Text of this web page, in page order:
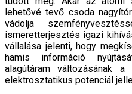
lehetővé tevő csoda
vádolja
ismeretterjesztés igazi
vállalása jelenti, hogy
hamis információ
alagútáram változásának
elektrosztatikus potenciál